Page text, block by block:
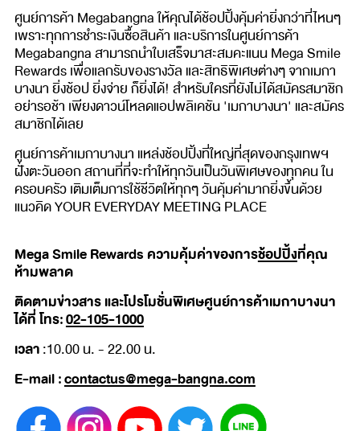
ศูนย์การค้า Megabangna ให้คุณได้ช้อปปิ้งคุ้มค่ายิ่งกว่าที่ไหนๆ
เพราะทุกการชำระเงินซื้อสินค้า และบริการในศูนย์การค้า
Megabangna สามารถนำใบเสร็จมาสะสมคะแนน Mega Smile
Rewards เพื่อแลกรับของรางวัล และสิทธิพิเศษต่างๆ จากเมกา
บางนา ยิ่งช้อป ยิ่งจ่าย ก็ยิ่งได้! สำหรับใครที่ยังไม่ได้สมัครสมาชิก
อย่ารอช้า เพียงดาวน์โหลดแอปพลิเคชัน 'เมกาบางนา' และสมัคร
สมาชิกได้เลย
ศูนย์การค้าเมกาบางนา แหล่งช้อปปิ้งที่ใหญ่ที่สุดของกรุงเทพฯ
ฝั่งตะวันออก สถานที่ที่จะทำให้ทุกวันเป็นวันพิเศษของทุกคน ใน
ครอบครัว เติมเต็มการใช้ชีวิตให้ทุกๆ วันคุ้มค่ามากยิ่งขึ้นด้วย
แนวคิด YOUR EVERYDAY MEETING PLACE
Mega Smile Rewards ความคุ้มค่าของการช้อปปิ้งที่คุณ
ห้ามพลาด
ติดตามข่าวสาร และโปรโมชั่นพิเศษศูนย์การค้าเมกาบางนา
ได้ที่ โทร:02-105-1000
เวลา:10.00 น. - 22.00 น.
E-mail :contactus@mega-bangna.com